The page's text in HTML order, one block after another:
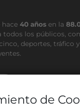
hace 40 años en la
todos los públicos, con
deportes, tráfico
de